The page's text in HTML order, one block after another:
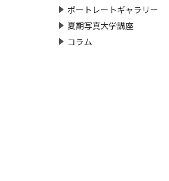
ポートレートギャラリー
夏期写真大学講座
コラム